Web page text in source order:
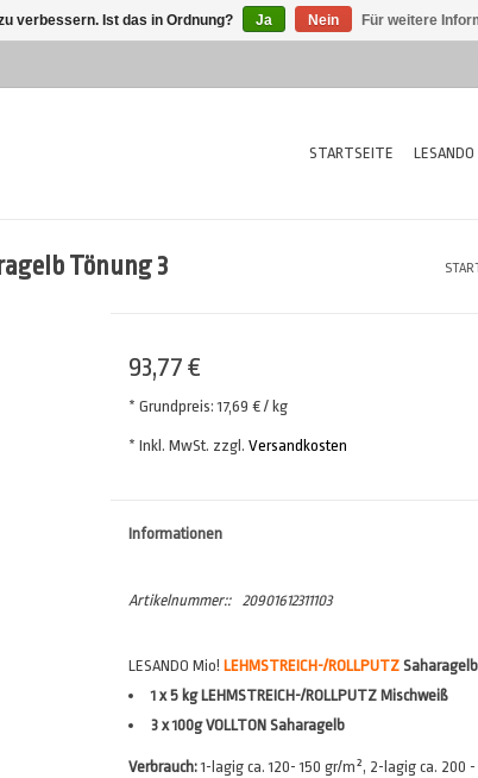
STARTSEITE LESANDO
Tönung 3
93,77 €
* Grundpreis: 17,69 € / kg
* Inkl. MwSt. zzgl. Versandkosten
Informationen
Artikelnummer:: 20901612311103
LESANDO Mio! LEHMSTREICH-/ROLLPUTZ
1 x 5 kg LEHMSTREICH-/ROLLPUTZ Mischweiß
3 x 100g VOLLTON Saharagelb
Verbrauch:1-lagig ca. 120- 150 gr/m², 2-lagig ca. 200
verbessern. Ist das in Ordnung? Ja Nein Für weitere